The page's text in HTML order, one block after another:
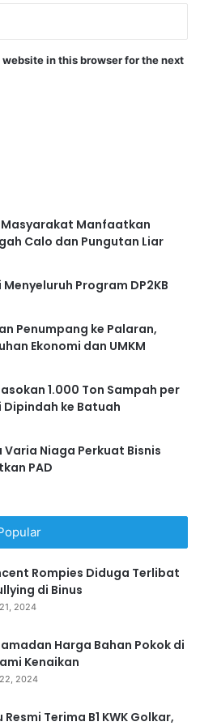
in this browser for the next
Masyarakat Manfaatkan
Calo dan Pungutan Liar
Program DP2KB
Penumpang ke Palaran,
Ekonomi dan UMKM
1.000 Ton Sampah per
Dipindah ke Batuah
Niaga Perkuat Bisnis
PAD
Rompies Diduga Terlibat
di Binus
2024
Harga Bahan Pokok di
Kenaikan
2024
Resmi Terima B1 KWK Golkar,